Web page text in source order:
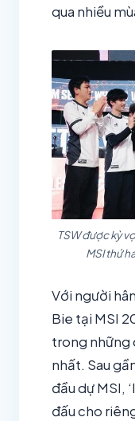
qua nhiều
TSW được kỳ
MSI thứ
Với người
Bie tại MSI
trong những
nhất. Sau
đầu dự MSI,
đấu cho